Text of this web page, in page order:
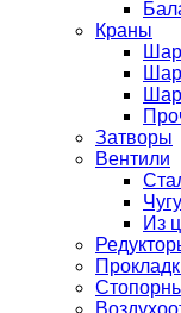
Краны
Затворы
Вентили
Из